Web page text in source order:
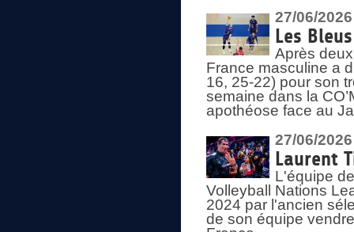
27/06/2026
Les
Après
France masculine a
16, 25-22) pour son
semaine dans la
apothéose face au
27/06/2026
Laurent
L'équipe
Volleyball Nations
2024 par l'ancien
de son équipe